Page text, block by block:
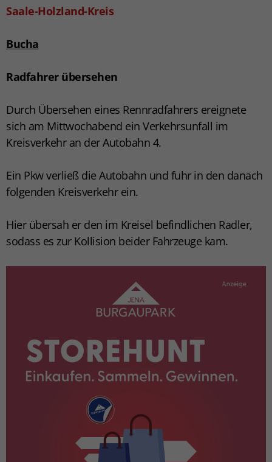
Saale-Holzland-Kreis
Bucha
Radfahrer übersehen
Durch Übersehen eines Rennradfahrers ereignete
sich am Mittwochabend ein Verkehrsunfall im
Kreisverkehr an der Autobahn 4.
Ein Pkw verließ die Autobahn und fuhr in den danach
folgenden Kreisverkehr ein.
Hier übersah er den im Kreisel befindlichen Radler,
sodass es zur Kollision beider Fahrzeuge kam.